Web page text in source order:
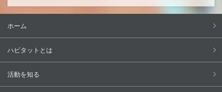
ホーム
ハビタットとは
活動を知る